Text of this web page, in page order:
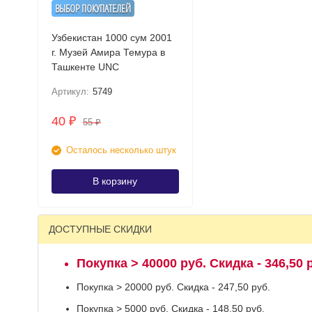
ВЫБОР ПОКУПАТЕЛЕЙ
Узбекистан 1000 сум 2001
г. Музей Амира Темура в
Ташкенте UNC
Артикул: 5749
40 ₽ 55₽
Осталось несколько штук
В корзину
ДОСТУПНЫЕ СКИДКИ
Покупка > 40000 руб. Скидка - 346,50
Покупка > 20000 руб. Скидка - 247,50 руб.
Покупка > 5000 руб. Скидка - 148,50 руб.